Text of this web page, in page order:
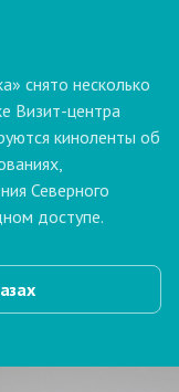
снято несколько
Визит-центра
киноленты об
Северного
доступе.